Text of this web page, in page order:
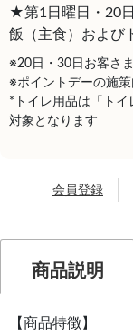
★第1日曜日・20
飯（主食）および
※20日・30日お客さ
※ポイントデーの施策
*トイレ用品は「ト
対象となります
会員登録
商品説明
【商品特徴】